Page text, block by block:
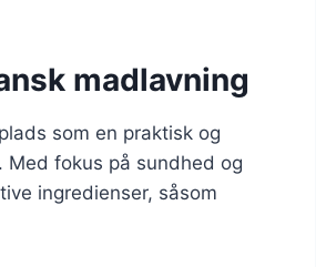
madlavning
som en praktisk og
fokus på sundhed og
ingredienser, såsom